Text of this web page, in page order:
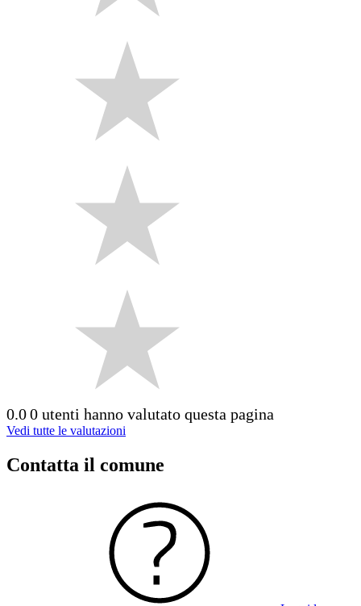
0.00 utenti hanno valutato questa pagina
Vedi tutte le valutazioni
Contatta il comune